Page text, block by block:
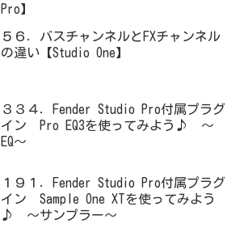
Pro】
５６．バスチャンネルとFXチャンネル
の違い【Studio One】
３３４．Fender Studio Pro付属プラグ
イン Pro EQ3を使ってみよう♪ ～
EQ～
１９１．Fender Studio Pro付属プラグ
イン Sample One XTを使ってみよう
♪ ～サンプラー～